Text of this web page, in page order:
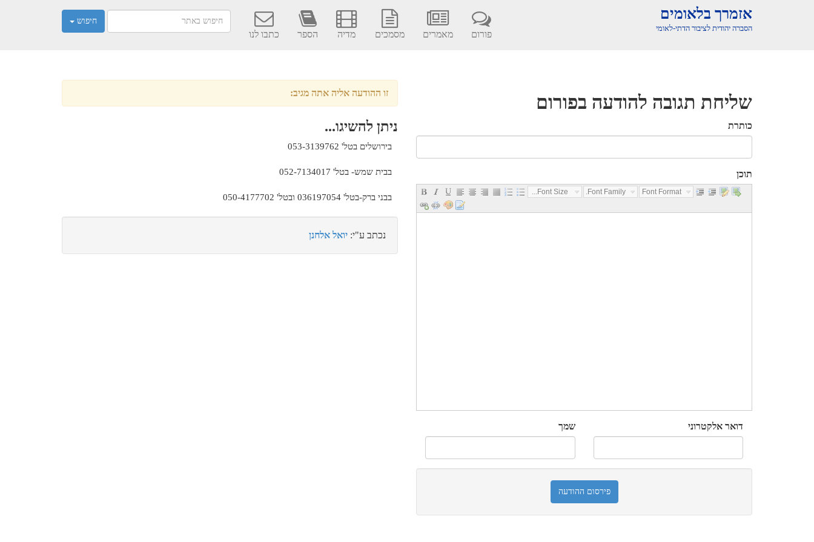
אזמרך בלאומים
הסברה יהודית לציבור הדתי-לאומי
פורום מאמרים מסמכים מדיה הספר כתבו לנו
חיפוש
שליחת תגובה להודעה בפורום
כותרת
תוכן
Font Size... Font Family... Font Format...
דואר אלקטרוני שמך
זו ההודעה אליה אתה מגיב:
ניתן להשיגו...
בירושלים בטל' 053-3139762
בבית שמש- בטל' 052-7134017
בבני ברק-בטל' 036197054 ובטל' 050-4177702
נכתב ע"י: יואל אלחנן